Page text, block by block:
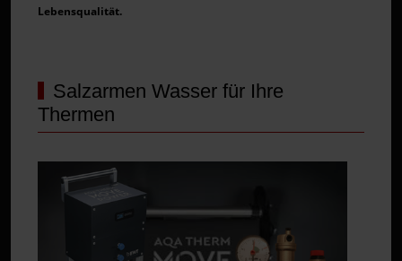
Lebensqualität.
Salzarmen Wasser für Ihre
Thermen